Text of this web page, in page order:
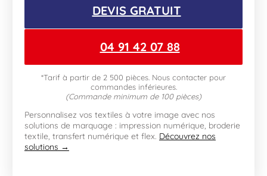
DEVIS GRATUIT
04 91 42 07 88
*Tarif à partir de 2 500 pièces. Nous contacter pour
commandes inférieures.
(Commande minimum de 100 pièces)
Personnalisez vos textiles à votre image avec nos
solutions de marquage : impression numérique, broderie
textile, transfert numérique et flex. Découvrez nos
solutions →